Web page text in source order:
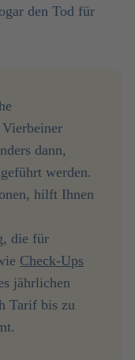
den Tod für
dann,
werden.
hilft Ihnen
, die für
Check-Ups
jährlichen
Tarif bis zu